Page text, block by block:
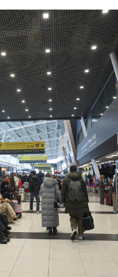
Рекомендуем
150 камер до
ID вместо ключа:
безопасность в ЖК